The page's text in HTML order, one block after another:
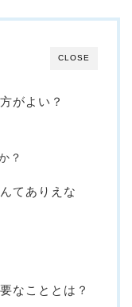
CLOSE
がよい？
？
てありえな
なこととは？